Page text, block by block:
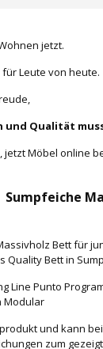
jetzt.
Leute von heute.
und Qualität
jetzt Möbel online
Bett für
Quality Bett in
Line Punto
Modular
und kann bei
zum